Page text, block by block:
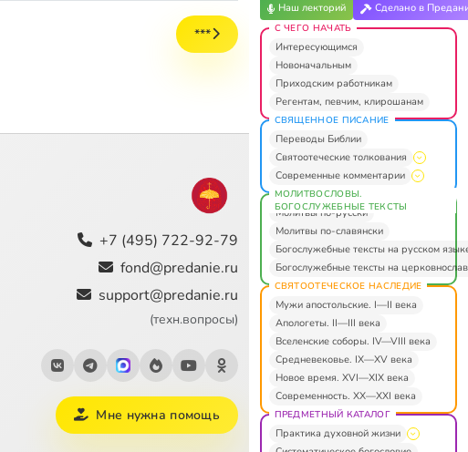
***
+7 (495) 722-92-79
fond@predanie.ru
support@predanie.ru
(техн.вопросы)
Мне нужна помощь
Наш лекторий Сделано в
С ЧЕГО НАЧАТЬ
Интересующимся
Новоначальным
Приходским работникам
Регентам, певчим, клирошанам
СВЯЩЕННОЕ ПИСАНИЕ
Переводы Библии
Святоотеческие толкования
Современные комментарии
МОЛИТВОСЛОВЫ.
БОГОСЛУЖЕБНЫЕ ТЕКСТЫ
Молитвы по-русски
Молитвы по-славянски
Богослужебные тексты на русском
Богослужебные тексты на
СВЯТООТЕЧЕСКОЕ НАСЛЕДИЕ
Мужи апостольские. I—II века
Апологеты. II—III века
Вселенские соборы. IV—VIII века
Средневековье. IX—XV века
Новое время. XVI—XIX века
Современность. XX—XXI века
ПРЕДМЕТНЫЙ КАТАЛОГ
Практика духовной жизни